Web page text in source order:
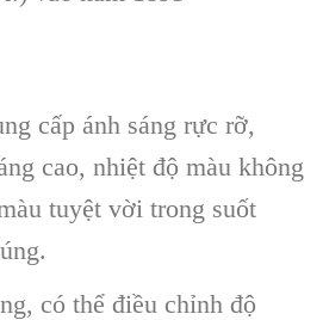
cấp ánh sáng rực rỡ,
cao, nhiệt độ màu không
tuyệt vời trong suốt
có thể điều chỉnh độ